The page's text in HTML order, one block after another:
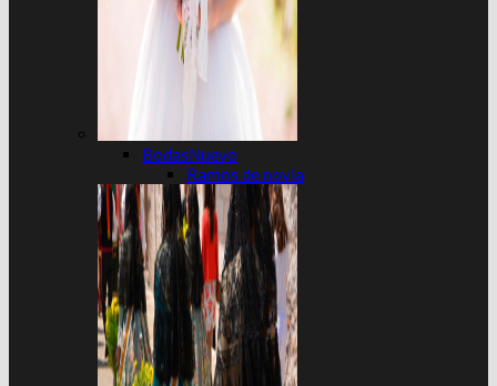
Bodas
Ramos de novia